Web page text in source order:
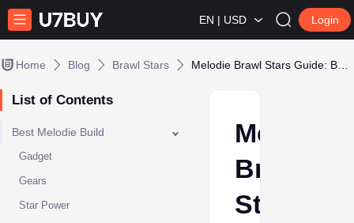
EN | USD Login
Home Blog Brawl Stars
List of Contents
Best Melodie Build
Gadget
Gears
Star Power
Melodie
Brawl
Stars